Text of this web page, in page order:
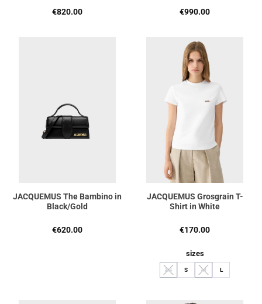
Regulärer Preis:
€820.00 Regulärer Preis:
€990.00
JACQUEMUS The Bambino in
Black/Gold
Regulärer Preis:
€620.00
JACQUEMUS Grosgrain T-
Shirt in White
Regulärer Preis:
€170.00
sizesauswählen
XS
(Diese Option ist zurzeit nicht
S M
(Diese Option ist zurzeit
L